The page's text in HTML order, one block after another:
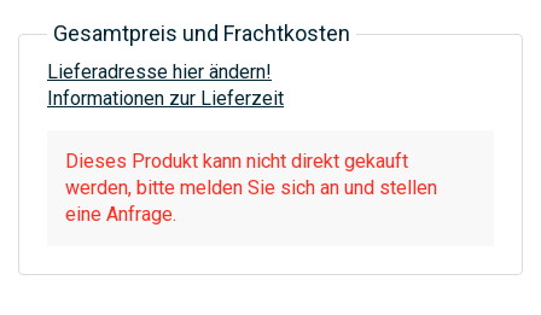
Gesamtpreis und Frachtkosten
Lieferadresse hier ändern!
Informationen zur Lieferzeit
Dieses Produkt kann nicht direkt gekauft
werden, bitte melden Sie sich an und stellen
eine Anfrage.